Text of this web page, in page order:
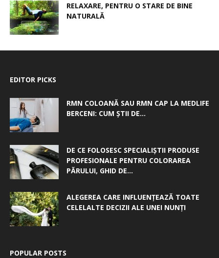
RELAXARE, PENTRU O STARE DE BINE
NATURALĂ
EDITOR PICKS
RMN COLOANĂ SAU RMN CAP LA MEDLIFE
BERCENI: CUM ȘTII DE...
DE CE FOLOSESC SPECIALIȘTII PRODUSE
PROFESIONALE PENTRU COLORAREA
PĂRULUI, GHID DE...
ALEGEREA CARE INFLUENȚEAZĂ TOATE
CELELALTE DECIZII ALE UNEI NUNȚI
POPULAR POSTS